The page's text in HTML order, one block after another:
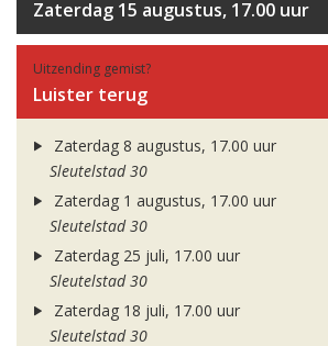
Zaterdag 15 augustus, 17.00 uur
Uitzending gemist?
Luister terug
Zaterdag 8 augustus, 17.00 uur
Sleutelstad 30
Zaterdag 1 augustus, 17.00 uur
Sleutelstad 30
Zaterdag 25 juli, 17.00 uur
Sleutelstad 30
Zaterdag 18 juli, 17.00 uur
Sleutelstad 30